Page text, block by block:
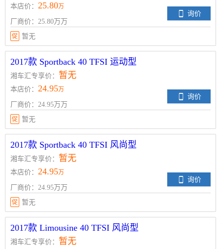
本店价： 25.80万
厂商价：25.80万万
询价
促 暂无
2017款 Sportback 40 TFSI 运动型
湘车汇专享价： 暂无
本店价： 24.95万
厂商价：24.95万万
询价
促 暂无
2017款 Sportback 40 TFSI 风尚型
湘车汇专享价： 暂无
本店价： 24.95万
厂商价：24.95万万
询价
促 暂无
2017款 Limousine 40 TFSI 风尚型
湘车汇专享价： 暂无